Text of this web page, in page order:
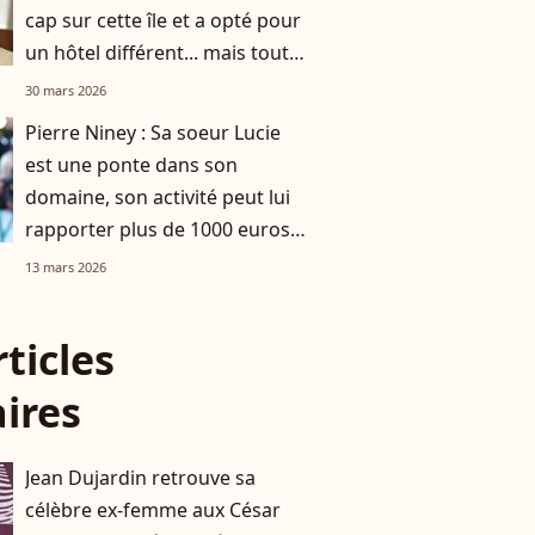
cap sur cette île et a opté pour
un hôtel différent... mais tout
aussi luxe
30 mars 2026
Pierre Niney : Sa soeur Lucie
est une ponte dans son
domaine, son activité peut lui
rapporter plus de 1000 euros
par jour
13 mars 2026
Jean Dujardin retrouve sa
célèbre ex-femme aux César